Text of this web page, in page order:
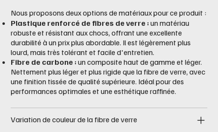
Nous proposons deux options de matériaux pour ce produit :
Plastique renforcé de fibres de verre :un matériau
robuste et résistant aux chocs, offrant une excellente
durabilité à un prix plus abordable. Il est légèrement plus
lourd, mais très tolérant et facile d'entretien.
Fibre de carbone :un composite haut de gamme et léger.
Nettement plus léger et plus rigide que la fibre de verre, avec
une finition tissée de qualité supérieure. Idéal pour des
performances optimales et une esthétique raffinée.
Variation de couleur de la fibre de verre